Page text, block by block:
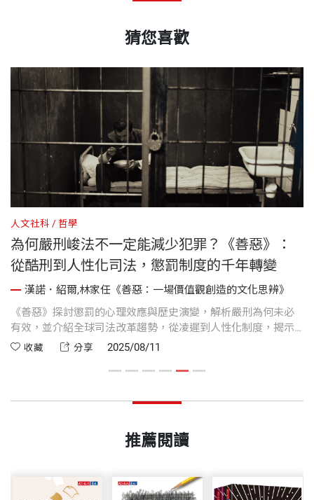
猜您喜歡
人文社科 哲學
為何嚴刑峻法不一定能減少犯罪？《善惡》：
從酷刑到人性化司法，懲罰制度的千年轉變
漢諾．紹爾,林家任《善惡：一場價值觀創造的文化思辨》
《善惡》探討懲罰的心理效應與歷史演變，解析嚴刑為何未必
有效，並介紹全球司法改革趨勢，從凌遲到人性化制度，揭示
刑罰未來發展方向與社會影響。
收藏 分享 2025/08/11
推薦閱讀